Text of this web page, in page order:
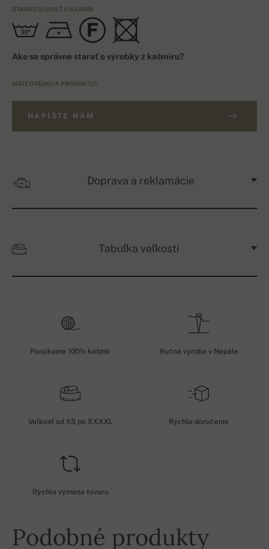
STAROSTLIVOSŤ O KAŠMÍR
Ako sa správne starať o výrobky z kašmíru?
MÁTE OTÁZKU K PRODUKTU?
NAPÍŠTE NÁM
Doprava a reklamácie
Tabuľka veľkostí
Ponúkame 100% kašmír Ručná výroba v Nepále
Veľkosť od XS po XXXXL Rýchle doručenie
Rýchla výmena tovaru
Podobné produkty